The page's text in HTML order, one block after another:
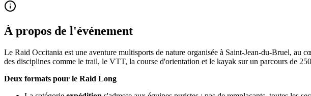
À propos de l'événement
Le Raid Occitania est une aventure multisports de nature organisée à Saint-Jean-du-Bruel,
des disciplines comme le trail, le VTT, la course d'orientation et le kayak sur un parcours de
Deux formats pour le Raid Long